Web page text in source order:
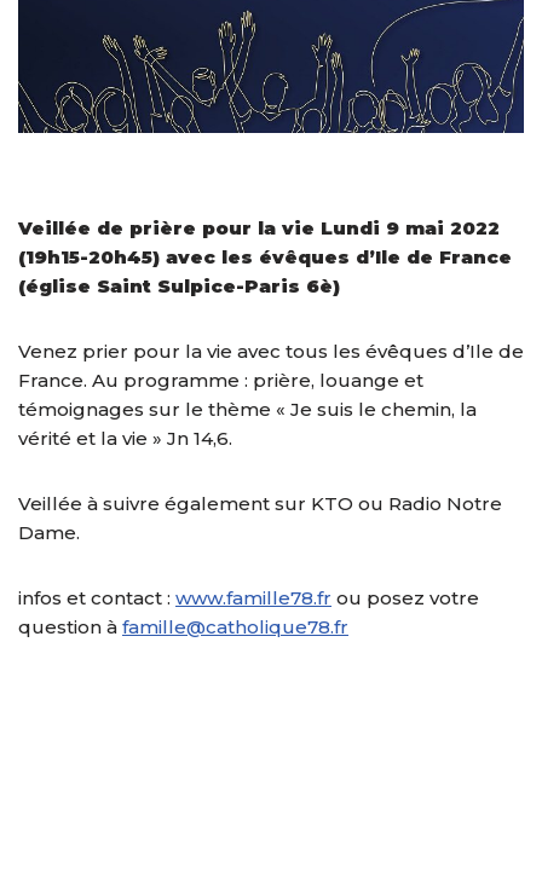
Veillée de prière pour la vie Lundi 9 mai 2022
(19h15-20h45) avec les évêques d’Ile de France
(église Saint Sulpice-Paris 6è)
Venez prier pour la vie avec tous les évêques d’Ile de
France. Au programme : prière, louange et
témoignages sur le thème « Je suis le chemin, la
vérité et la vie » Jn 14,6.
Veillée à suivre également sur KTO ou Radio Notre
Dame.
infos et contact : www.famille78.fr ou posez votre
question à famille@catholique78.fr